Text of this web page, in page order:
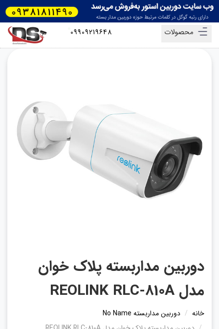
محصولات 09909219648
دوربین مداربسته پلاک خوان
مدل REOLINK RLC-810A
خانه
دوربین مداربسته No Name